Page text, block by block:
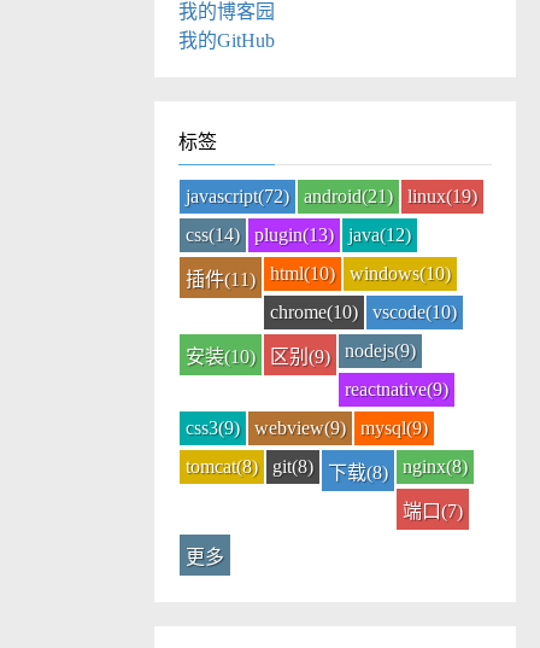
我的博客园
我的GitHub
标签
javascript(72) android(21)
linux(19)
css(14)
plugin(13) java(12)
插件(11) html(10)
windows(10)
chrome(10)
vscode(10)
安装(10) 区别(9)
nodejs(9)
reactnative(9)
css3(9)
webview(9)
mysql(9)
tomcat(8)
git(8) 下载(8) nginx(8)
端口(7)
更多